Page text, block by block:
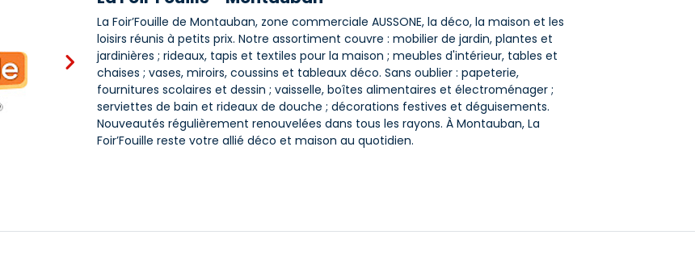
La Foir’Fouille de Montauban, zone commerciale AUSSONE, la déco, la maison et les
loisirs réunis à petits prix. Notre assortiment couvre : mobilier de jardin, plantes et
jardinières ; rideaux, tapis et textiles pour la maison ; meubles d'intérieur, tables et
chaises ; vases, miroirs, coussins et tableaux déco. Sans oublier : papeterie,
fournitures scolaires et dessin ; vaisselle, boîtes alimentaires et électroménager ;
serviettes de bain et rideaux de douche ; décorations festives et déguisements.
Nouveautés régulièrement renouvelées dans tous les rayons. À Montauban, La
Foir’Fouille reste votre allié déco et maison au quotidien.